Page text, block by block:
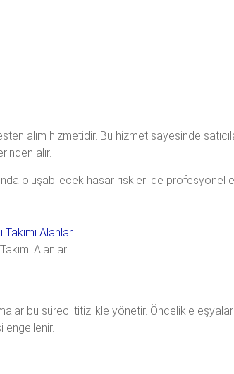
alım hizmetidir. Bu hizmet sayesinde
alır.
oluşabilecek hasar riskleri de profesyonel
Alanlar
bu süreci titizlikle yönetir. Öncelikle
engellenir.